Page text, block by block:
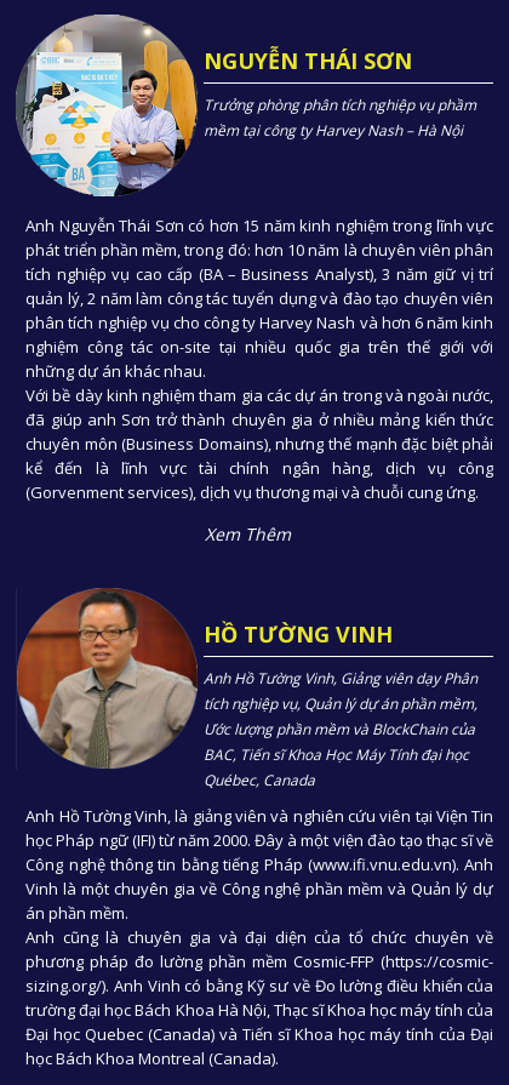
Anh Nguyễn Thái Sơn có hơn 15 năm kinh nghiệm trong lĩnh vực
phát triển phần mềm, trong đó: hơn 10 năm là chuyên viên phân
tích nghiệp vụ cao cấp (BA – Business Analyst), 3 năm giữ vị trí
quản lý, 2 năm làm công tác tuyển dụng và đào tạo chuyên viên
phân tích nghiệp vụ cho công ty Harvey Nash và hơn 6 năm kinh
nghiệm công tác on-site tại nhiều quốc gia trên thế giới với
những dự án khác nhau.
Với bề dày kinh nghiệm tham gia các dự án trong và ngoài nước,
đã giúp anh Sơn trở thành chuyên gia ở nhiều mảng kiến thức
chuyên môn (Business Domains), nhưng thế mạnh đặc biệt phải
kể đến là lĩnh vực tài chính ngân hàng, dịch vụ công
(Gorvenment services), dịch vụ thương mại và chuỗi cung ứng.
NGUYỄN THÁI SƠN
Trưởng phòng phân tích nghiệp vụ phầm
mềm tại công ty Harvey Nash – Hà Nội
Xem Thêm
Anh Hồ Tường Vinh, là giảng viên và nghiên cứu viên tại Viện Tin
học Pháp ngữ (IFI) từ năm 2000. Đây à một viện đào tạo thạc sĩ về
Công nghệ thông tin bằng tiếng Pháp (www.ifi.vnu.edu.vn). Anh
Vinh là một chuyên gia về Công nghệ phần mềm và Quản lý dự
án phần mềm.
Anh cũng là chuyên gia và đại diện của tổ chức chuyên về
phương pháp đo lường phần mềm Cosmic-FFP (https://cosmic-
sizing.org/). Anh Vinh có bằng Kỹ sư về Đo lường điều khiển của
trường đại học Bách Khoa Hà Nội, Thạc sĩ Khoa học máy tính của
Đại học Quebec (Canada) và Tiến sĩ Khoa học máy tính của Đại
học Bách Khoa Montreal (Canada).
HỒ TƯỜNG VINH
Anh Hồ Tường Vinh, Giảng viên dạy Phân
tích nghiệp vụ, Quản lý dự án phần mềm,
Ước lượng phần mềm và BlockChain của
BAC, Tiến sĩ Khoa Học Máy Tính đại học
Québec, Canada